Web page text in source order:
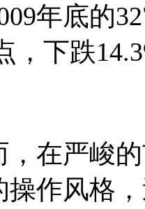
年底的
，下跌
严峻的
操作风格